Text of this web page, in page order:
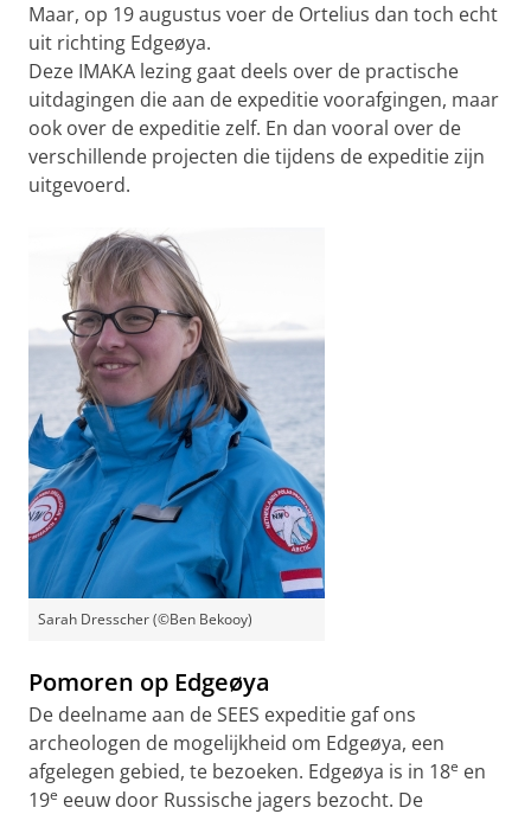
Maar, op 19 augustus voer de Ortelius dan toch echt
uit richting Edgeøya.
Deze IMAKA lezing gaat deels over de practische
uitdagingen die aan de expeditie voorafgingen, maar
ook over de expeditie zelf. En dan vooral over de
verschillende projecten die tijdens de expeditie zijn
uitgevoerd.
Sarah Dresscher (©Ben Bekooy)
Pomoren op Edgeøya
De deelname aan de SEES expeditie gaf ons
archeologen de mogelijkheid om Edgeøya, een
afgelegen gebied, te bezoeken. Edgeøya is in 18e en
19e eeuw door Russische jagers bezocht. De